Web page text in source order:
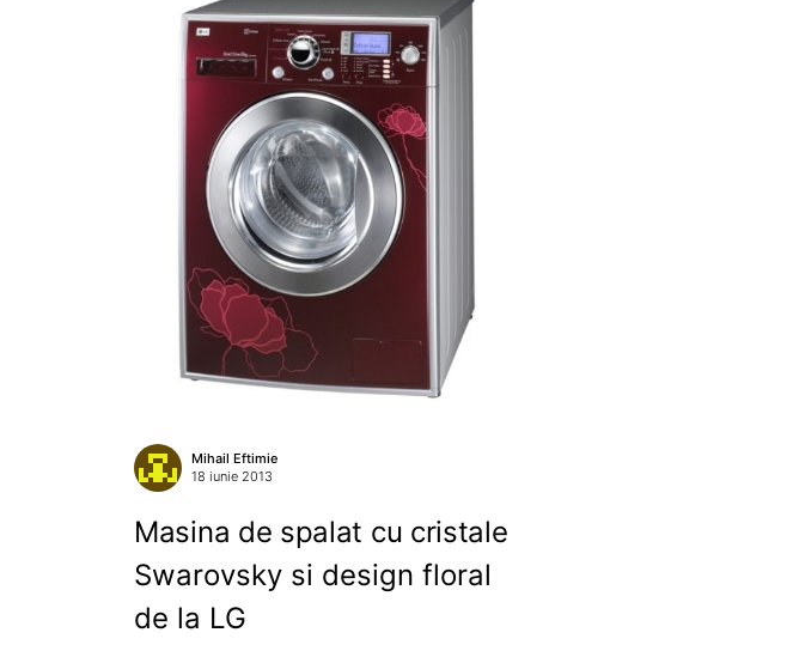
Mihail Eftimie
18 iunie 2013
Masina de spalat cu cristale
Swarovsky si design floral
de la LG